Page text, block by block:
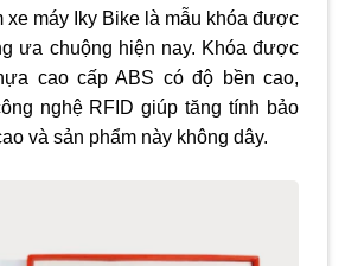
xe máy Iky Bike là mẫu khóa được
ưa chuộng hiện nay. Khóa được
cao cấp ABS có độ bền cao,
nghệ RFID giúp tăng tính bảo
và sản phẩm này không dây.